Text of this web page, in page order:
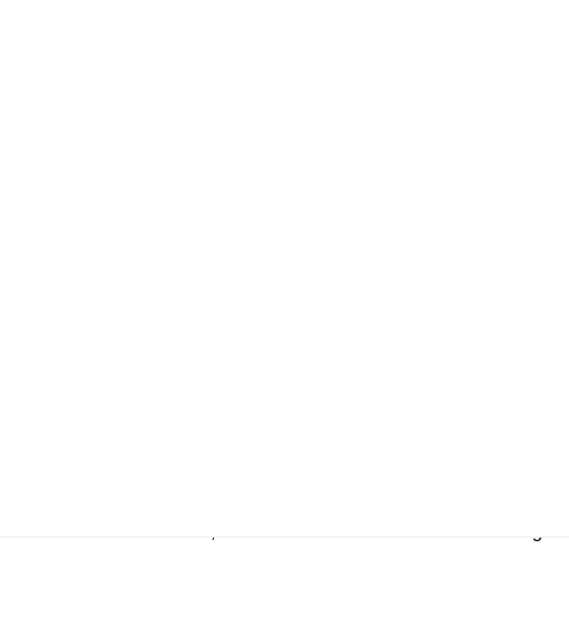
Angebote, etwa der Kanutouren, gehen auch über den Bereich
Büro befindet sich in der Rhabarberkate in Willinghusen.
die Verbindung zwischen Hamburg und Schleswig-
Barsbüttel, Oststeinbek und Wentorf bei Hamburg.